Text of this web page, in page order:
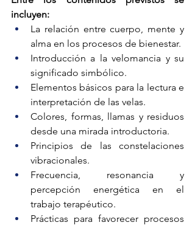
incluyen:
La relación entre cuerpo, mente y
alma en los procesos de bienestar.
Introducción a la velomancia y su
significado simbólico.
Elementos básicos para la lectura e
interpretación de las velas.
Colores, formas, llamas y residuos
desde una mirada introductoria.
Principios de las constelaciones
vibracionales.
Frecuencia, resonancia y
percepción energética en el
trabajo terapéutico.
Prácticas para favorecer procesos